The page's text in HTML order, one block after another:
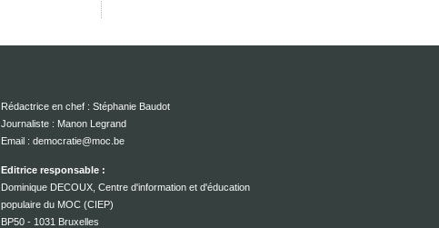
Rédactrice en chef : Stéphanie Baudot
Journaliste : Manon Legrand
Email : democratie@moc.be
Editrice responsable :
Dominique DECOUX, Centre d'information et d'éducation
populaire du MOC (CIEP)
BP50 - 1031 Bruxelles